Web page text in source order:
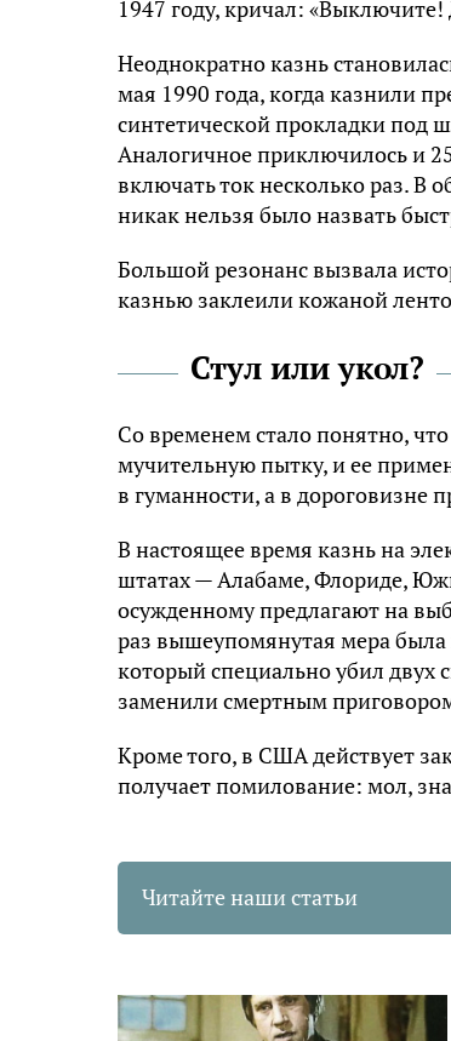
1947 году, кричал:
Неоднократно казнь
мая 1990 года, когда казнили
синтетической прокладки под
Аналогичное приключилось и
включать ток несколько раз. В
никак нельзя было назвать
Большой резонанс вызвала
казнью заклеили кожаной
Стул или укол?
Со временем стало понятно,
мучительную пытку, и ее
в гуманности, а в дороговизне
В настоящее время казнь на
штатах — Алабаме, Флориде,
осужденному предлагают на
раз вышеупомянутая мера была
который специально убил
заменили смертным
Кроме того, в США действует
получает помилование: мол,
Читайте наши статьи